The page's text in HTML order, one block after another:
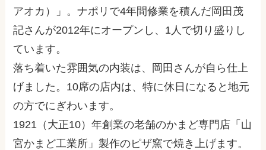
アオカ）」。ナポリで4年間修業を積んだ岡田茂
記さんが2012年にオープンし、1人で切り盛りし
ています。
落ち着いた雰囲気の内装は、岡田さんが自ら仕上
げました。10席の店内は、特に休日になると地元
の方でにぎわいます。
1921（大正10）年創業の老舗のかまど専門店「山
宮かまど工業所」製作のピザ窯で焼き上げます。